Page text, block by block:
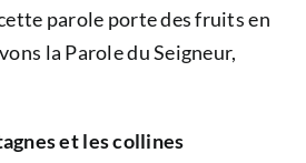
parole porte des fruits en
la Parole du Seigneur,
et les collines